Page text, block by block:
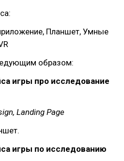
Планшет, Умные
образом:
игры про исследование
Landing Page
игры по исследованию